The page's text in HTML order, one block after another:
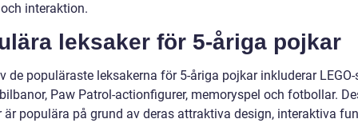
interaktion.
leksaker för 5-åriga pojkar
de populäraste leksakerna för 5-åriga pojkar inkluderar LEGO-
Paw Patrol-actionfigurer, memoryspel och fotbollar.
är populära på grund av deras attraktiva design, interaktiva